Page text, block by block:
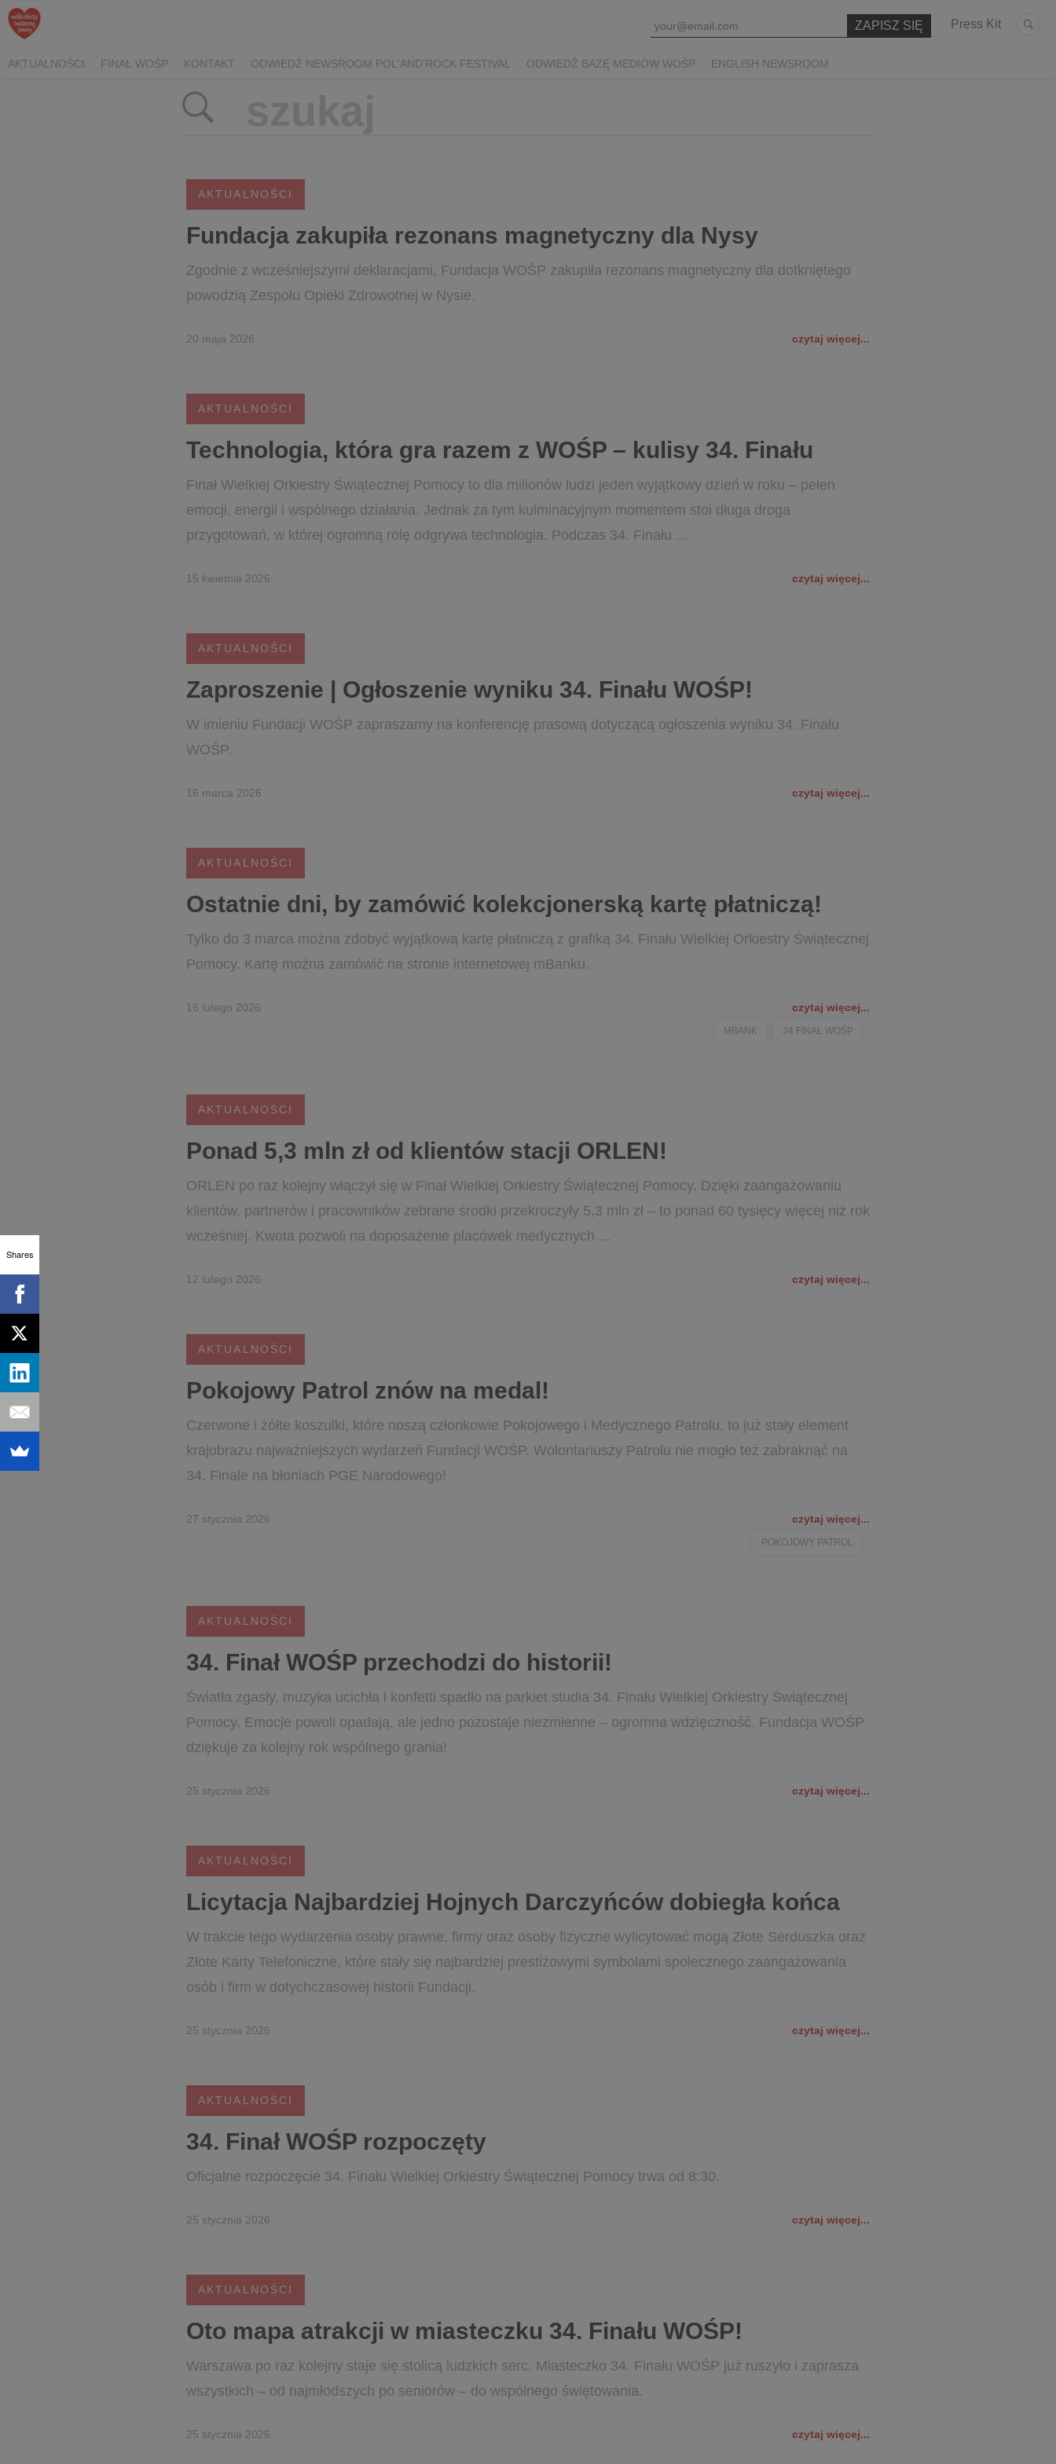
Press Kit
AKTUALNOŚCI FINAŁ WOŚP KONTAKT ODWIEDŹ NEWSROOM POL'AND'ROCK FESTIVAL ODWIEDŹ BAZĘ MEDIÓW WOŚP ENGLISH NEWSROOM
AKTUALNOŚCI
Fundacja zakupiła rezonans magnetyczny dla Nysy
Zgodnie z wcześniejszymi deklaracjami, Fundacja WOŚP zakupiła rezonans magnetyczny dla dotkniętego
powodzią Zespołu Opieki Zdrowotnej w Nysie.
20 maja 2026 czytaj więcej...
AKTUALNOŚCI
Technologia, która gra razem z WOŚP – kulisy 34. Finału
Finał Wielkiej Orkiestry Świątecznej Pomocy to dla milionów ludzi jeden wyjątkowy dzień w roku – pełen
emocji, energii i wspólnego działania. Jednak za tym kulminacyjnym momentem stoi długa droga
przygotowań, w której ogromną rolę odgrywa technologia. Podczas 34. Finału ...
15 kwietnia 2026 czytaj więcej...
AKTUALNOŚCI
Zaproszenie | Ogłoszenie wyniku 34. Finału WOŚP!
W imieniu Fundacji WOŚP zapraszamy na konferencję prasową dotyczącą ogłoszenia wyniku 34. Finału
WOŚP.
16 marca 2026 czytaj więcej...
AKTUALNOŚCI
Ostatnie dni, by zamówić kolekcjonerską kartę płatniczą!
Tylko do 3 marca można zdobyć wyjątkową kartę płatniczą z grafiką 34. Finału Wielkiej Orkiestry Świątecznej
Pomocy. Kartę można zamówić na stronie internetowej mBanku.
16 lutego 2026 czytaj więcej...
MBANK 34 FINAŁ WOŚP
AKTUALNOŚCI
Ponad 5,3 mln zł od klientów stacji ORLEN!
ORLEN po raz kolejny włączył się w Finał Wielkiej Orkiestry Świątecznej Pomocy. Dzięki zaangażowaniu
klientów, partnerów i pracowników zebrane środki przekroczyły 5,3 mln zł – to ponad 60 tysięcy więcej niż rok
wcześniej. Kwota pozwoli na doposażenie placówek medycznych ...
12 lutego 2026 czytaj więcej...
AKTUALNOŚCI
Pokojowy Patrol znów na medal!
Czerwone i żółte koszulki, które noszą członkowie Pokojowego i Medycznego Patrolu, to już stały element
krajobrazu najważniejszych wydarzeń Fundacji WOŚP. Wolontariuszy Patrolu nie mogło też zabraknąć na
34. Finale na błoniach PGE Narodowego!
27 stycznia 2026 czytaj więcej...
POKOJOWY PATROL
AKTUALNOŚCI
34. Finał WOŚP przechodzi do historii!
Światła zgasły, muzyka ucichła i konfetti spadło na parkiet studia 34. Finału Wielkiej Orkiestry Świątecznej
Pomocy. Emocje powoli opadają, ale jedno pozostaje niezmienne – ogromna wdzięczność. Fundacja WOŚP
dziękuje za kolejny rok wspólnego grania!
25 stycznia 2026 czytaj więcej...
AKTUALNOŚCI
Licytacja Najbardziej Hojnych Darczyńców dobiegła końca
W trakcie tego wydarzenia osoby prawne, firmy oraz osoby fizyczne wylicytować mogą Złote Serduszka oraz
Złote Karty Telefoniczne, które stały się najbardziej prestiżowymi symbolami społecznego zaangażowania
osób i firm w dotychczasowej historii Fundacji.
25 stycznia 2026 czytaj więcej...
AKTUALNOŚCI
34. Finał WOŚP rozpoczęty
Oficjalne rozpoczęcie 34. Finału Wielkiej Orkiestry Świątecznej Pomocy trwa od 8:30.
25 stycznia 2026 czytaj więcej...
AKTUALNOŚCI
Oto mapa atrakcji w miasteczku 34. Finału WOŚP!
Warszawa po raz kolejny staje się stolicą ludzkich serc. Miasteczko 34. Finału WOŚP już ruszyło i zaprasza
wszystkich – od najmłodszych po seniorów – do wspólnego świętowania.
25 stycznia 2026 czytaj więcej...
Shares